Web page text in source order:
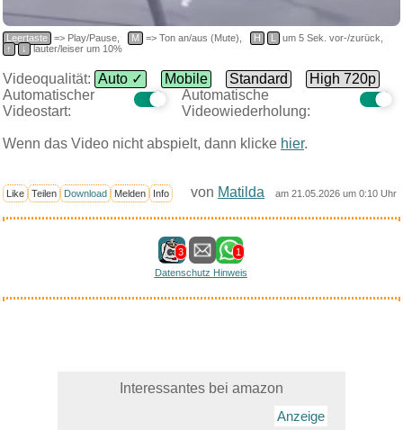
Leertaste => Play/Pause, M => Ton an/aus (Mute), H L
um 5 Sek. vor-/zurück,
↑
↓ lauter/leiser um 10%
Videoqualität: Auto ✓ Mobile Standard
High 720p
Automatischer
Videostart:
Automatische
Videowiederholung:
Wenn das Video nicht abspielt, dann klicke hier.
Like Teilen Download Melden Info von Matilda am 21.05.2026 um 0:10 Uhr
3
1
Datenschutz Hinweis
Interessantes bei amazon
Anzeige